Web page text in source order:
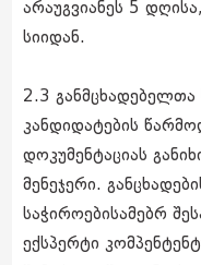
არაუგვიანეს 5
სიიდან.
2.3 განმცხადებელთა
კანდიდატების
დოკუმენტაციას
მენეჯერი.
საჭიროებისამებრ
ექსპერტი